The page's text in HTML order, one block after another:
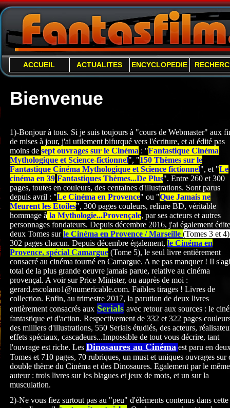
ACCUEIL ACTUALITES ENCYCLOPEDIE
Bienvenue
1)-Bonjour à tous. Si je suis toujours à "cours de Webmaster" aux
de mises à jour, j'ai utilement bifurqué vers l'écriture, et ai édité pas
moins de sept ouvrages sur le Cinéma : "Fantastique Cinéma
Mythologique et Science-fictionnel", "150 Thèmes sur le
Fantastique Cinéma Mythologique et Science fictionnel", et "Le
cinéma en 39 Fantastiques Thèmes...De Plus". Entre 260 et 300
pages, toutes en couleurs, des centaines d'illustrations. Sont parus
depuis avril : "Le Cinéma en Provence" ou "Que Jamais ne
Meurent les Etoiles", 300 pages couleurs, reliure BD, véritable
hommage à la Mythologie...Provençale, par ses acteurs et autres
personnages fondateurs. Depuis décembre 2016, j'ai également
deux Tomes surle Cinéma en Provence / Marseille (Tomes 3 et 4)
302 pages chacun. Depuis décembre également, le Cinéma en
Provence, spécial Camargue (Tome 5), le seul livre entièrement
consacré au cinéma tourné en Camargue. A ne pas manquer ! Il
total de la plus grande oeuvre jamais parue, relative au cinéma
provençal. A voir sur Price Minister, ou auprès de moi :
gerard.escolano1@numericable.com. Faibles tirages ! Livres de
collection. Enfin, au trimestre 2017, la parution de deux livres
entièrement consacrés aux Serials avec retour aux sources : le
fantastique et d'action. Respectivement de 332 et 322 pages
des milliers d'illustrations, 550 Serials étudiés, des acteurs,
effets spéciaux, cascadeurs...Impossible de tout vous décrire, tant
l'ouvrage est riche. Les Dinosaures au Cinéma est paru en
Tomes et 710 pages, 70 rubriques, un must et uniques ouvrages sur
double thème du Cinéma et des Dinosaures. Egalement par le même
auteur : trois livres sur les blagues et jeux de mots, et un sur la
musculation.
2)-Ne vous fiez surtout pas au "peu" d'éléments contenus dans cette